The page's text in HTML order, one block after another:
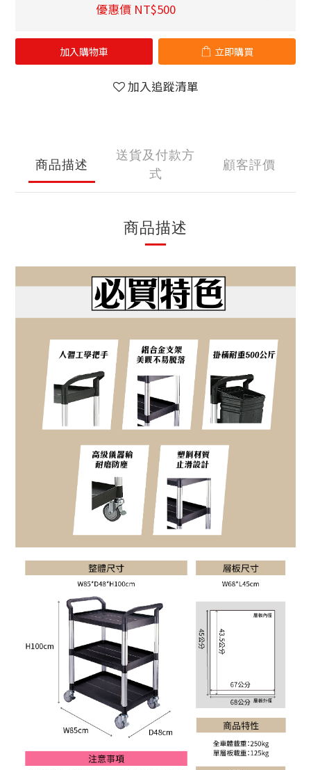
優惠價 NT$500
加入購物車 立即購買
加入追蹤清單
商品描述
送貨及付款方
式
顧客評價
商品描述